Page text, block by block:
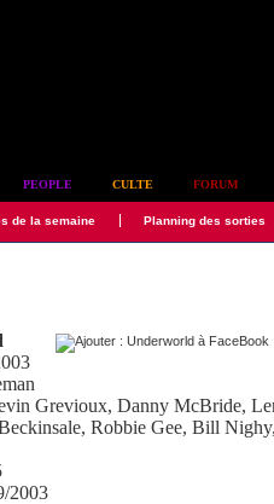
PEOPLE CULTE FORUM
de la semaine Planning des sorties
Grevioux,Danny McBride,
,Robbie Gee,Bill Nighy
2003